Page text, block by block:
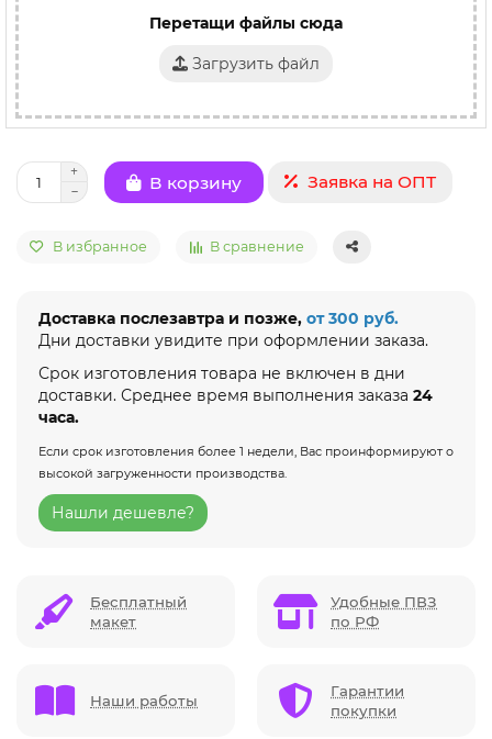
Перетащи файлы сюда
Загрузить файл
В корзину Заявка на ОПТ
В избранное В сравнение
Доставка послезавтра и позже, от 300 руб.
Дни доставки увидите при оформлении заказа.
Срок изготовления товара не включен в дни
доставки. Среднее время выполнения заказа 24
часа.
Если срок изготовления более 1 недели, Вас проинформируют о
высокой загруженности производства.
Нашли дешевле?
Бесплатный
макет
Удобные ПВЗ
по РФ
Наши работы
Гарантии
покупки